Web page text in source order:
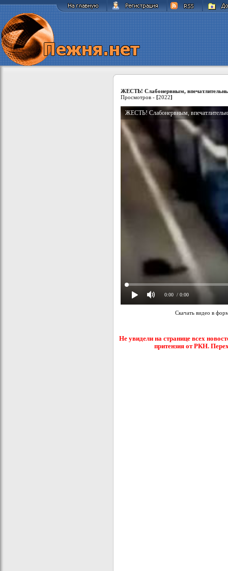
ЖЕСТЬ! Слабонервным,
Просмотров - [2022]
ЖЕСТЬ! Слабонервным,
0:00 / 0:00
Скачать видео в
Не увидели на странице всех
притензия от РКН.